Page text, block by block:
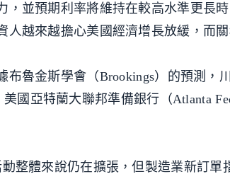
，並預期利率將維持在較高水準更長
人越來越擔心美國經濟增長放緩，而
布魯金斯學會（Brookings）的預測，
國亞特蘭大聯邦準備銀行（Atlanta
整體來說仍在擴張，但製造業新訂單